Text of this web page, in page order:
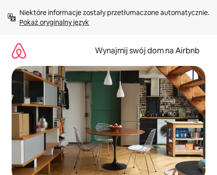
treści Pokaż oryginalny język
Wynajmij swój dom na Airbnb